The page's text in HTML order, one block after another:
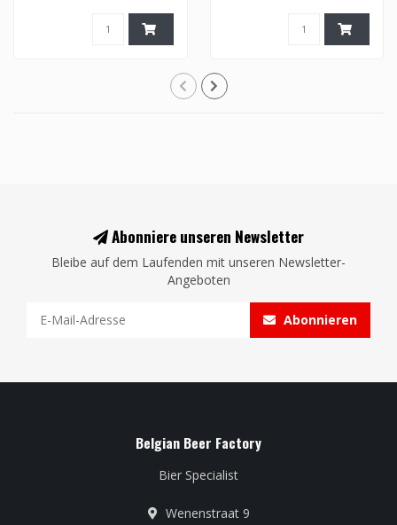
Abonniere unseren Newsletter
Bleibe auf dem Laufenden mit unseren Newsletter-
Angeboten
Abonnieren
Belgian Beer Factory
Bier Specialist
Wenenstraat 9